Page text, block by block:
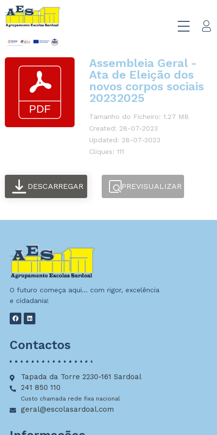
Assembleia Geral -
Ata de Eleição dos
novos corpos sociais
20232025
Tamanho do Ficheiro: 1.27 MB
Created: 28-07-2023
Updated: 28-07-2023
Cliques: 111
DESCARREGAR PREVISUALIZAR
O futuro começa aqui… com rigor, excelência
e cidadania!
Contactos
Tapada da Torre 2230-161 Sardoal
241 850 110
Custo chamada rede fixa nacional
geral@escolasardoal.com